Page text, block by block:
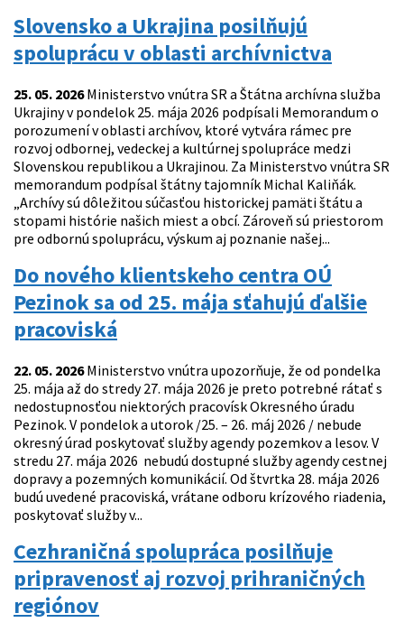
Slovensko a Ukrajina posilňujú
spoluprácu v oblasti archívnictva
25. 05. 2026Ministerstvo vnútra SR a Štátna archívna služba
Ukrajiny v pondelok 25. mája 2026 podpísali Memorandum o
porozumení v oblasti archívov, ktoré vytvára rámec pre
rozvoj odbornej, vedeckej a kultúrnej spolupráce medzi
Slovenskou republikou a Ukrajinou. Za Ministerstvo vnútra SR
memorandum podpísal štátny tajomník Michal Kaliňák.
„Archívy sú dôležitou súčasťou historickej pamäti štátu a
stopami histórie našich miest a obcí. Zároveň sú priestorom
pre odbornú spoluprácu, výskum aj poznanie našej...
Do nového klientskeho centra OÚ
Pezinok sa od 25. mája sťahujú ďalšie
pracoviská
22. 05. 2026Ministerstvo vnútra upozorňuje, že od pondelka
25. mája až do stredy 27. mája 2026 je preto potrebné rátať s
nedostupnosťou niektorých pracovísk Okresného úradu
Pezinok. V pondelok a utorok /25. – 26. máj 2026 / nebude
okresný úrad poskytovať služby agendy pozemkov a lesov. V
stredu 27. mája 2026 nebudú dostupné služby agendy cestnej
dopravy a pozemných komunikácií. Od štvrtka 28. mája 2026
budú uvedené pracoviská, vrátane odboru krízového riadenia,
poskytovať služby v...
Cezhraničná spolupráca posilňuje
pripravenosť aj rozvoj prihraničných
regiónov